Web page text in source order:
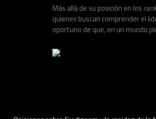
Más allá de su posición en los
quienes buscan comprender el
oportuno de que, en un mundo